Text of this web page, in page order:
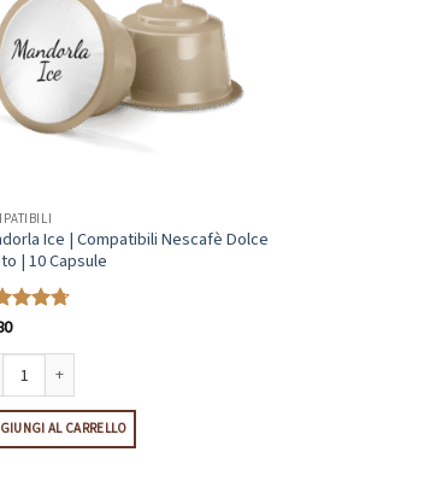
quantità
Ice | Compatibili Nescafè Dolce
| 10 Capsule
Ice | Compatibili Nescafè Dolce Gusto | 10 Capsule quantità
AL CARRELLO